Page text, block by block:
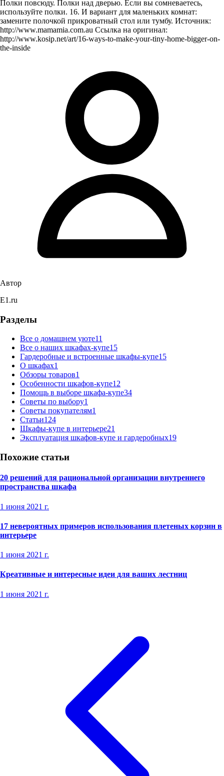
Полки повсюду. Полки над дверью. Если вы сомневаетесь,
используйте полки. 16. И вариант для маленьких комнат:
замените полочкой прикроватный стол или тумбу. Источник:
http://www.mamamia.com.au Ссылка на оригинал:
http://www.kosip.net/art/16-ways-to-make-your-tiny-home-bigger-on-
the-inside
Автор
E1.ru
Разделы
Все о домашнем уюте11
Все о наших шкафах-купе15
Гардеробные и встроенные шкафы-купе15
О шкафах1
Обзоры товаров1
Особенности шкафов-купе12
Помощь в выборе шкафа-купе34
Советы по выбору1
Советы покупателям1
Статьи124
Шкафы-купе в интерьере21
Эксплуатация шкафов-купе и гардеробных19
Похожие статьи
20 решений для рациональной организации внутреннего
пространства шкафа
1 июня 2021 г.
17 невероятных примеров использования плетеных корзин в
интерьере
1 июня 2021 г.
Креативные и интересные идеи для ваших лестниц
1 июня 2021 г.